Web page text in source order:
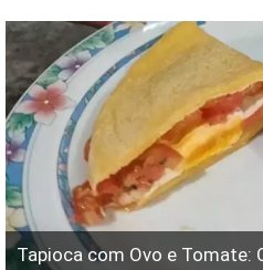
Tapioca com Ovo e Tomate: